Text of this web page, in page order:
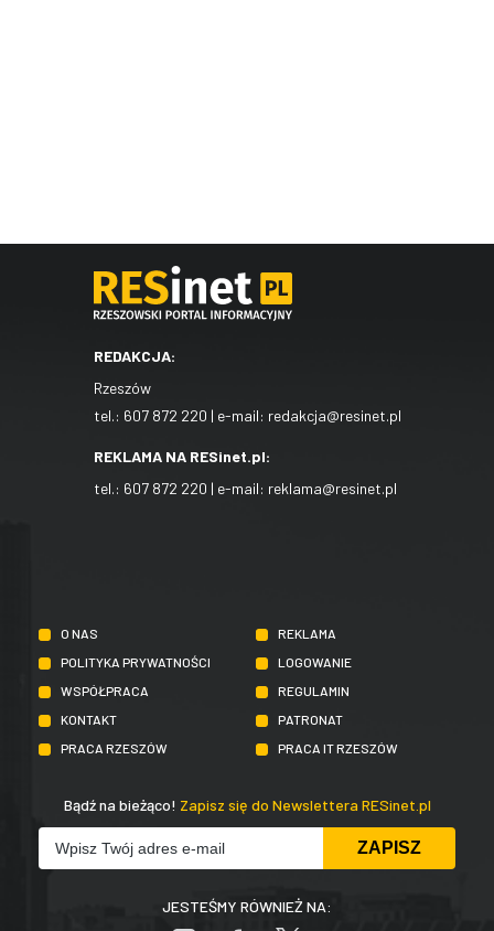
REDAKCJA:
Rzeszów
tel.: 607 872 220 | e-mail: redakcja@resinet.pl
REKLAMA NA RESinet.pl:
tel.: 607 872 220 | e-mail: reklama@resinet.pl
O NAS
REKLAMA
POLITYKA PRYWATNOŚCI
LOGOWANIE
WSPÓŁPRACA
REGULAMIN
KONTAKT
PATRONAT
PRACA RZESZÓW
PRACA IT RZESZÓW
Bądź na bieżąco! Zapisz się do Newslettera RESinet.pl
JESTEŚMY RÓWNIEŻ NA: